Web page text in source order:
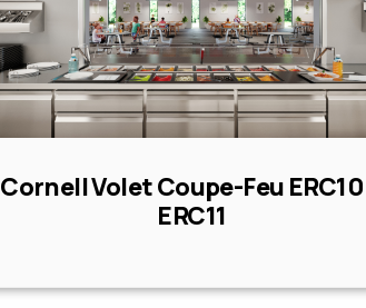
Cornell Volet Coupe-Feu
ERC11